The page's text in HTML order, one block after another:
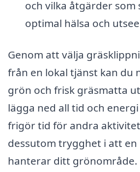
och vilka åtgärder som
optimal hälsa och
Genom att välja
från en lokal tjänst kan du
grön och frisk gräsmatta
lägga ned all tid och
frigör tid för andra
dessutom trygghet i att en
hanterar ditt grönområde.